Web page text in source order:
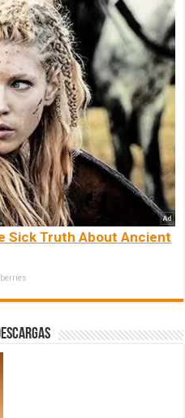
Sick Truth About Ancient